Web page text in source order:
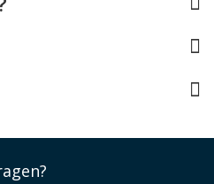
hardheid (voor de
zo hard is, dat de
de oppervlaktespanning
door directe impact
dan weer dat de